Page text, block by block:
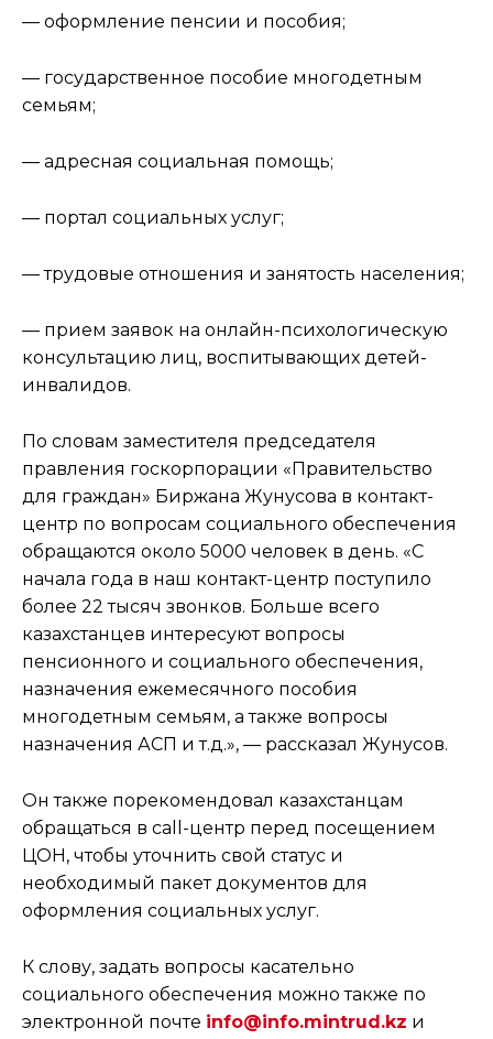
— оформление пенсии и пособия;
— государственное пособие многодетным
семьям;
— адресная социальная помощь;
— портал социальных услуг;
— трудовые отношения и занятость населения;
— прием заявок на онлайн-психологическую
консультацию лиц, воспитывающих детей-
инвалидов.
По словам заместителя председателя
правления госкорпорации «Правительство
для граждан» Биржана Жунусова в контакт-
центр по вопросам социального обеспечения
обращаются около 5000 человек в день. «С
начала года в наш контакт-центр поступило
более 22 тысяч звонков. Больше всего
казахстанцев интересуют вопросы
пенсионного и социального обеспечения,
назначения ежемесячного пособия
многодетным семьям, а также вопросы
назначения АСП и т.д.», — рассказал Жунусов.
Он также порекомендовал казахстанцам
обращаться в call-центр перед посещением
ЦОН, чтобы уточнить свой статус и
необходимый пакет документов для
оформления социальных услуг.
К слову, задать вопросы касательно
социального обеспечения можно также по
электронной почте info@info.mintrud.kz и